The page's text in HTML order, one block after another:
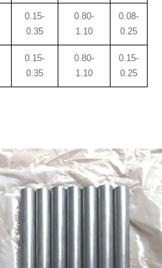
0.15-
0.35
0.80-
1.10
0.08-
0.25
0.15-
0.35
0.80-
1.10
0.15-
0.25